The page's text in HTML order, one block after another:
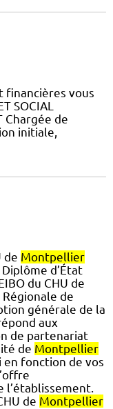
financières vous
SOCIAL
Chargée de
initiale,
de Montpellier
d’État
du CHU de
de
générale de la
aux
de partenariat
de Montpellier
en fonction de vos
l’établissement.
de Montpellier